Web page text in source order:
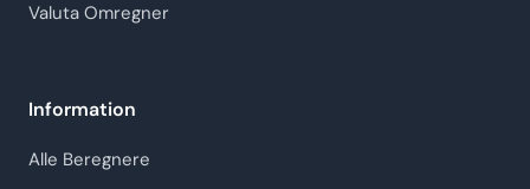
Valuta Omregner
Information
Alle Beregnere